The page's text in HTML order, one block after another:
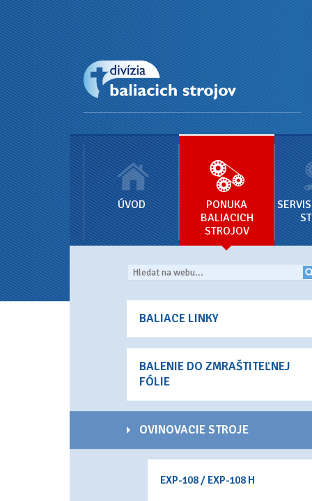
ÚVOD
PONUKA
BALIACICH
STROJOV
BALIACE LINKY
BALENIE DO ZMRAŠTITEĽNEJ
FÓLIE
OVINOVACIE STROJE
EXP-108 / EXP-108 H